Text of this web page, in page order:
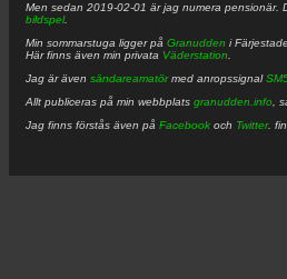
Men sedan 2019-02-01 är jag numera pensionär.
bildspel.
Min sommarstuga ligger på Granudden i
Här finns även min privata Väderstation
Jag är även sändareamatörmed anropssignal
Allt publiceras på min webbplats granudden.info ,
Jag finns förstås även på Facebook och Twitter.